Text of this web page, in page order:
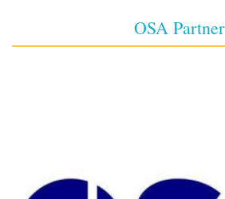
OSA Partner